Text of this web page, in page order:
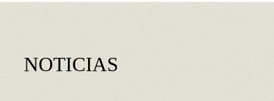
NOTICIAS